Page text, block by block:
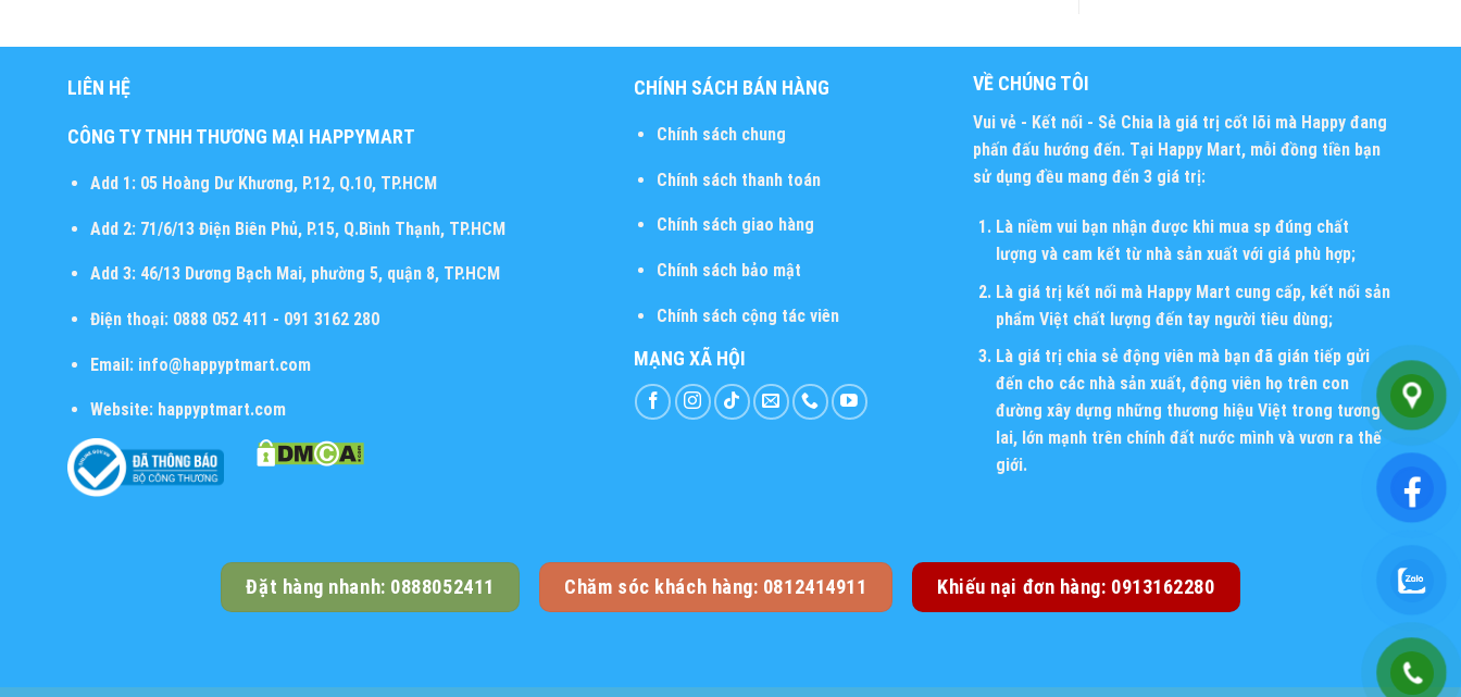
LIÊN HỆ
CÔNG TY TNHH THƯƠNG MẠI HAPPYMART
Add 1:05 Hoàng Dư Khương, P.12, Q.10, TP.HCM
Add 2:71/6/13 Điện Biên Phủ, P.15, Q.Bình Thạnh, TP.HCM
Add 3:46/13 Dương Bạch Mai, phường 5, quận 8, TP.HCM
Điện thoại:0888 052 411 - 091 3162 280
Email:info@happyptmart.com
Website: happyptmart.com
CHÍNH SÁCH BÁN HÀNG
Chính sách chung
Chính sách thanh toán
Chính sách giao hàng
Chính sách bảo mật
Chính sách cộng tác viên
MẠNG XÃ HỘI
VỀ CHÚNG TÔI
Vui vẻ - Kết nối - Sẻ Chia là giá trị cốt lõi mà Happy đang
phấn đấu hướng đến. Tại Happy Mart, mỗi đồng tiền bạn
sử dụng đều mang đến 3 giá trị:
Là niềm vui bạn nhận được khi mua sp đúng chất
lượng và cam kết từ nhà sản xuất với giá phù hợp;
Là giá trị kết nối mà Happy Mart cung cấp, kết nối sản
phẩm Việt chất lượng đến tay người tiêu dùng;
Là giá trị chia sẻ động viên mà bạn đã gián tiếp gửi
đến cho các nhà sản xuất, động viên họ trên con
đường xây dựng những thương hiệu Việt trong tương
lai, lớn mạnh trên chính đất nước mình và vươn ra thế
giới.
Đặt hàng nhanh: 0888052411 Chăm sóc khách hàng: 0812414911 Khiếu nại đơn hàng: 0913162280